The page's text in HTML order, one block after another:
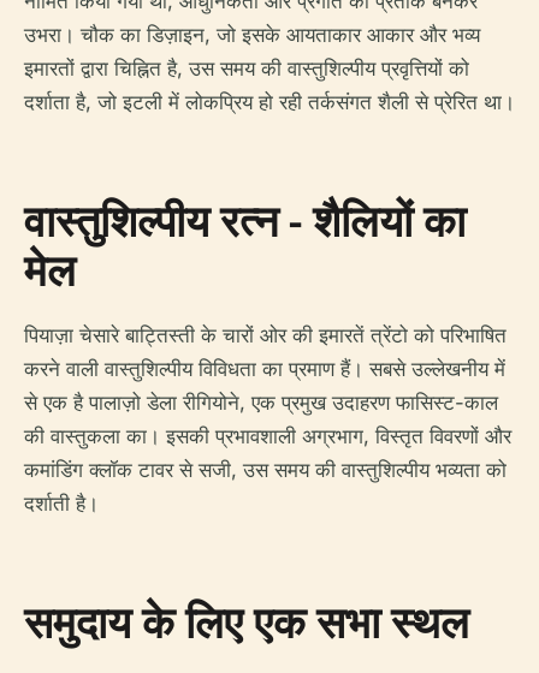
उभरा। चौक का डिज़ाइन, जो इसके आयताकार आकार और भव्य
इमारतों द्वारा चिह्नित है, उस समय की वास्तुशिल्पीय प्रवृत्तियों को
दर्शाता है, जो इटली में लोकप्रिय हो रही तर्कसंगत शैली से प्रेरित था।
वास्तुशिल्पीय रत्न - शैलियों का
मेल
पियाज़ा चेसारे बाट्तिस्ती के चारों ओर की इमारतें त्रेंटो को परिभाषित
करने वाली वास्तुशिल्पीय विविधता का प्रमाण हैं। सबसे उल्लेखनीय में
से एक है पालाज़ो डेला रीगियोने, एक प्रमुख उदाहरण फासिस्ट-काल
की वास्तुकला का। इसकी प्रभावशाली अग्रभाग, विस्तृत विवरणों और
कमांडिंग क्लॉक टावर से सजी, उस समय की वास्तुशिल्पीय भव्यता को
दर्शाती है।
समुदाय के लिए एक सभा स्थल